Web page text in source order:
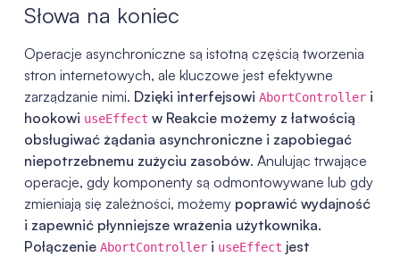
Słowa na koniec
Operacje asynchroniczne są istotną częścią tworzenia
stron internetowych, ale kluczowe jest efektywne
zarządzanie nimi. Dzięki interfejsowi AbortControlleri
hookowi useEffect w Reakcie możemy z łatwością
obsługiwać żądania asynchroniczne i zapobiegać
niepotrzebnemu zużyciu zasobów. Anulując trwające
operacje, gdy komponenty są odmontowywane lub gdy
zmieniają się zależności, możemy poprawić wydajność
i zapewnić płynniejsze wrażenia użytkownika.
Połączenie AbortControlleri useEffect jest